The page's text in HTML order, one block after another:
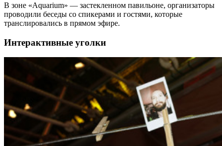
В зоне «Aquarium» — застекленном павильоне, организаторы
проводили беседы со спикерами и гостями, которые
транслировались в прямом эфире.
Интерактивные уголки